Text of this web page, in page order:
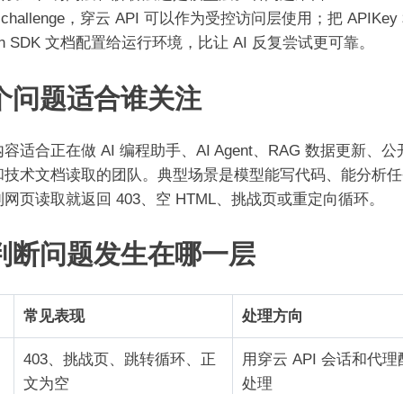
，穿云 API 可以作为受控访问层使用；把 APIKey
SDK 文档配置给运行环境，比让 AI 反复尝试更可靠。
问题适合谁关注
容适合正在做 AI 编程助手、AI Agent、RAG 数据更新、公
技术文档读取的团队。典型场景是模型能写代码、能分析
页读取就返回 403、空 HTML、挑战页或重定向循环。
断问题发生在哪一层
常见表现 处理方向
403、挑战页、跳转循环、正
文为空
用穿云 API 会话和代理
处理